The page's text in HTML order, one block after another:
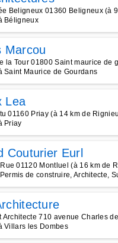
Beligneux 01360 Beligneux (à
Béligneux
Marcou
la Tour 01800 Saint maurice de
Saint Maurice de Gourdans
Lea
01160 Priay (à 14 km de
Priay
Couturier Eurl
01120 Montluel (à 16 km de
de construire, Architecte,
Architecte 710 avenue Charles
Villars les Dombes